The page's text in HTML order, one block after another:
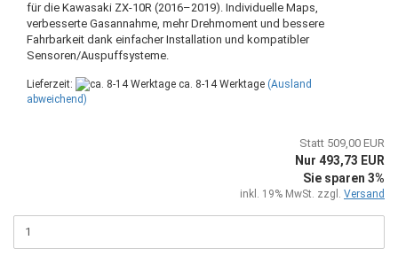
für die Kawasaki ZX-10R (2016–2019). Individuelle Maps,
verbesserte Gasannahme, mehr Drehmoment und bessere
Fahrbarkeit dank einfacher Installation und kompatibler
Sensoren/Auspuffsysteme.
Lieferzeit: ca. 8-14 Werktage (Ausland
abweichend)
Statt 509,00 EUR
Nur 493,73 EUR
Sie sparen 3%
inkl. 19% MwSt. zzgl. Versand